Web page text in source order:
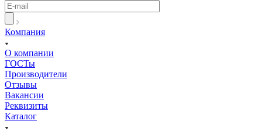
Компания
О компании
ГОСТы
Производители
Отзывы
Вакансии
Реквизиты
Каталог